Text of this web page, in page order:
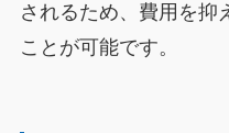
されるため、費用を抑
ことが可能です。